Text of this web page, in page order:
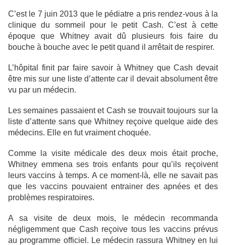
C’est le 7 juin 2013 que le pédiatre a pris rendez-vous à la
clinique du sommeil pour le petit Cash. C’est à cette
époque que Whitney avait dû plusieurs fois faire du
bouche à bouche avec le petit quand il arrêtait de respirer.
L’hôpital finit par faire savoir à Whitney que Cash devait
être mis sur une liste d’attente car il devait absolument être
vu par un médecin.
Les semaines passaient et Cash se trouvait toujours sur la
liste d’attente sans que Whitney reçoive quelque aide des
médecins. Elle en fut vraiment choquée.
Comme la visite médicale des deux mois était proche,
Whitney emmena ses trois enfants pour qu’ils reçoivent
leurs vaccins à temps. A ce moment-là, elle ne savait pas
que les vaccins pouvaient entrainer des apnées et des
problèmes respiratoires.
A sa visite de deux mois, le médecin recommanda
négligemment que Cash reçoive tous les vaccins prévus
au programme officiel. Le médecin rassura Whitney en lui